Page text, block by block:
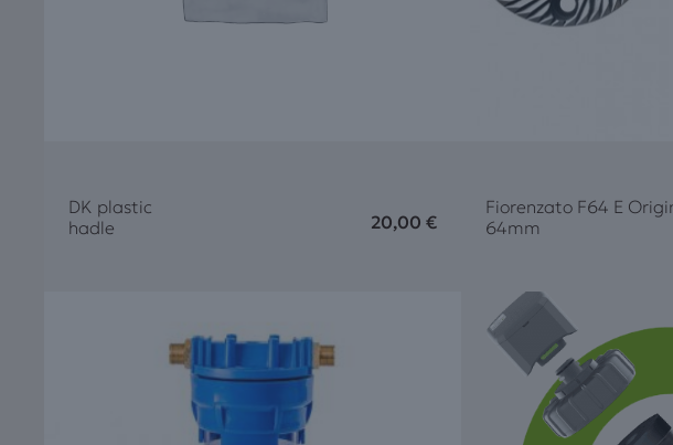
DK plastic
hadle
20,00 €
Fiorenzato F64 E
64mm